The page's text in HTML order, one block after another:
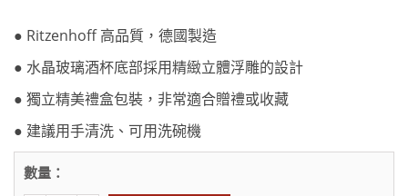
● Ritzenhoff 高品質，德國製造
● 水晶玻璃酒杯底部採用精緻立體浮雕的設計
● 獨立精美禮盒包裝，非常適合贈禮或收藏
● 建議用手清洗、可用洗碗機
數量：